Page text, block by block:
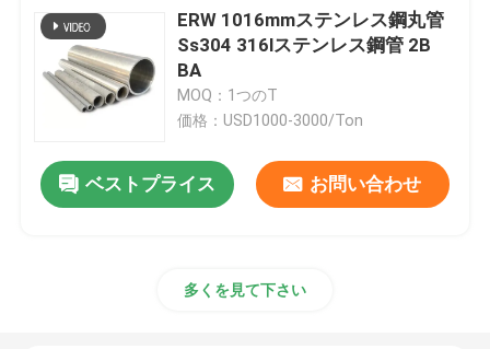
ERW 1016mmステンレス鋼丸管
Ss304 316lステンレス鋼管 2B
BA
MOQ：1つのT
価格：USD1000-3000/Ton
ベストプライス お問い合わせ
多くを見て下さい